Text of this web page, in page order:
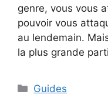
genre, vous vous
pouvoir vous
au lendemain.
la plus grande
Catégories
Guides